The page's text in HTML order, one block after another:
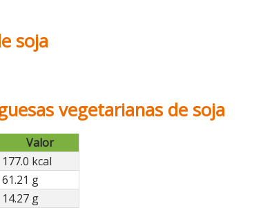
soja
vegetarianas de soja
Valor
177.0 kcal
61.21 g
14.27 g